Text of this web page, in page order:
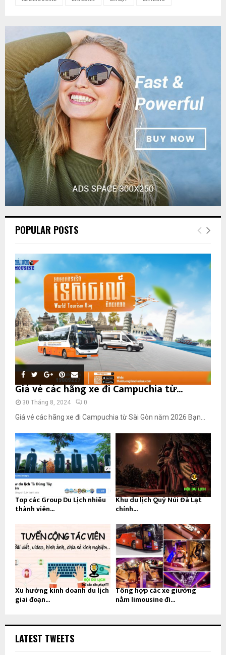
POPULAR POSTS
Giá vé các hãng xe đi Campuchia từ...
30 Tháng 8, 2024 0
Giá vé các hãng xe đi Campuchia từ Sài Gòn năm 2026 Bạn...
Top các Group Du Lịch nhiều
thành viên...
Khu du lịch Quỷ Núi Đà Lạt
chính...
Xu hướng kinh doanh du lịch
giai đoạn...
Tổng hợp các xe giường
nằm limousine đi...
LATEST TWEETS